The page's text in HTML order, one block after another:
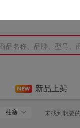
新品上架
柱塞 未找到想要